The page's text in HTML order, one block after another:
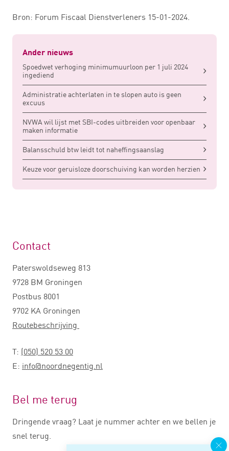
Bron: Forum Fiscaal Dienstverleners 15-01-2024.
Ander nieuws
Spoedwet verhoging minimumuurloon per 1 juli 2024
ingediend
Administratie achterlaten in te slopen auto is geen
excuus
NVWA wil lijst met SBI-codes uitbreiden voor openbaar
maken informatie
Balansschuld btw leidt tot naheffingsaanslag
Keuze voor geruisloze doorschuiving kan worden herzien
Contact
Paterswoldseweg 813
9728 BM Groningen
Postbus 8001
9702 KA Groningen
Routebeschrijving
T: (050) 520 53 00
E: info@noordnegentig.nl
Bel me terug
Dringende vraag? Laat je nummer achter en we bellen je
snel terug.